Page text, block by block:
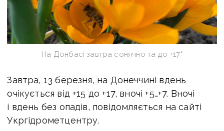
На Донбасі завтра сонячно та до +17°
Завтра, 13 березня, на Донеччині вдень
очікується від +15 до +17, вночі +5…+7. Вночі
і вдень без опадів, повідомляється на сайті
Укргідрометцентру.